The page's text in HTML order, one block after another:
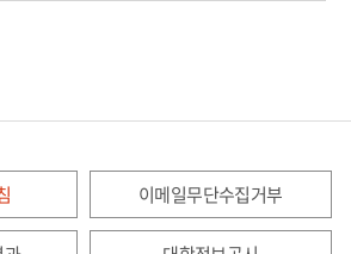
이메일무단수집거부